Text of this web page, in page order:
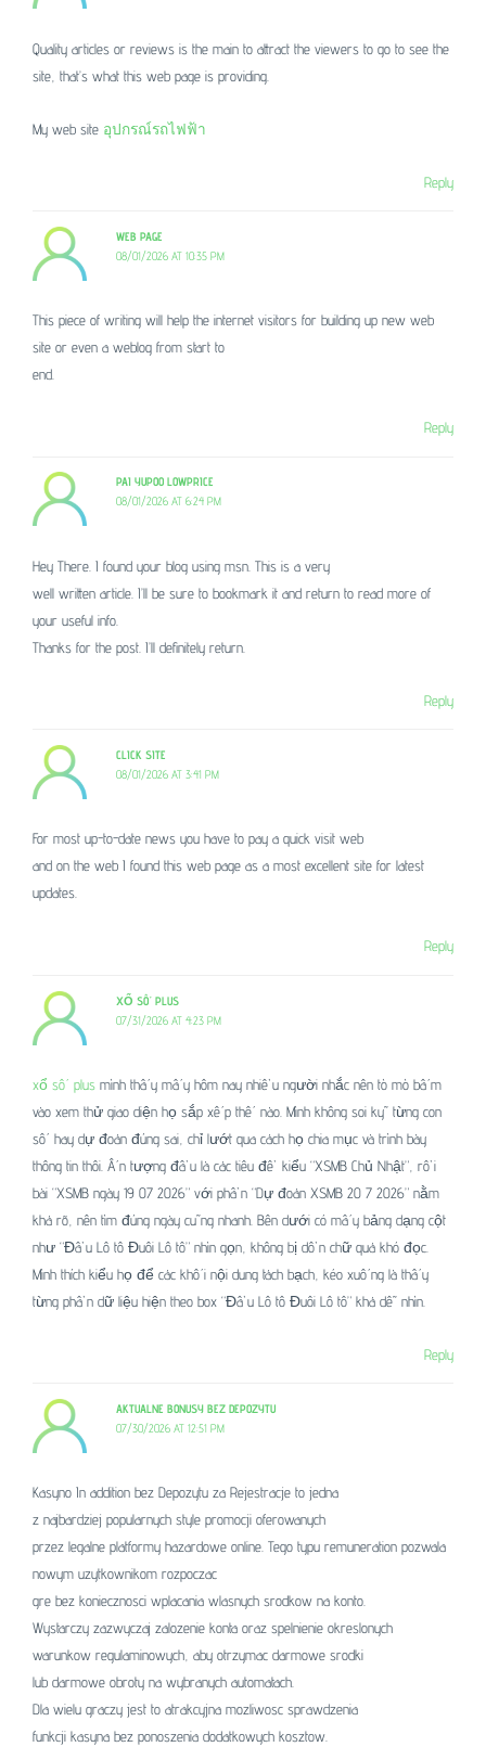
Quality articles or reviews is the main to attract the viewers to go to see the
site, that’s what this web page is providing.
My web site อุปกรณ์รถไฟฟ้า
Reply
WEB PAGE
08/01/2026 AT 10:35 PM
This piece of writing will help the internet visitors for building up new web
site or even a weblog from start to
end.
Reply
PAI YUPOO LOWPRICE
08/01/2026 AT 6:24 PM
Hey There. I found your blog using msn. This is a very
well written article. I’ll be sure to bookmark it and return to read more of
your useful info.
Thanks for the post. I’ll definitely return.
Reply
CLICK SITE
08/01/2026 AT 3:41 PM
For most up-to-date news you have to pay a quick visit web
and on the web I found this web page as a most excellent site for latest
updates.
Reply
XỔ SỐ PLUS
07/31/2026 AT 4:23 PM
xổ số plus mình thấy mấy hôm nay nhiều người nhắc nên tò mò bấm
vào xem thử giao diện họ sắp xếp thế nào. Mình không soi kỹ từng con
số hay dự đoán đúng sai, chỉ lướt qua cách họ chia mục và trình bày
thông tin thôi. Ấn tượng đầu là các tiêu đề kiểu “XSMB Chủ Nhật”, rồi
bài “XSMB ngày 19 07 2026” với phần “Dự đoán XSMB 20 7 2026” nằm
khá rõ, nên tìm đúng ngày cũng nhanh. Bên dưới có mấy bảng dạng cột
như “Đầu Lô tô Đuôi Lô tô” nhìn gọn, không bị dồn chữ quá khó đọc.
Mình thích kiểu họ để các khối nội dung tách bạch, kéo xuống là thấy
từng phần dữ liệu hiện theo box “Đầu Lô tô Đuôi Lô tô” khá dễ nhìn.
Reply
AKTUALNE BONUSY BEZ DEPOZYTU
07/30/2026 AT 12:51 PM
Kasyno In addition bez Depozytu za Rejestracje to jedna
z najbardziej popularnych style promocji oferowanych
przez legalne platformy hazardowe online. Tego typu remuneration pozwala
nowym uzytkownikom rozpoczac
gre bez koniecznosci wplacania wlasnych srodkow na konto.
Wystarczy zazwyczaj zalozenie konta oraz spelnienie okreslonych
warunkow regulaminowych, aby otrzymac darmowe srodki
lub darmowe obroty na wybranych automatach.
Dla wielu graczy jest to atrakcyjna mozliwosc sprawdzenia
funkcji kasyna bez ponoszenia dodatkowych kosztow.